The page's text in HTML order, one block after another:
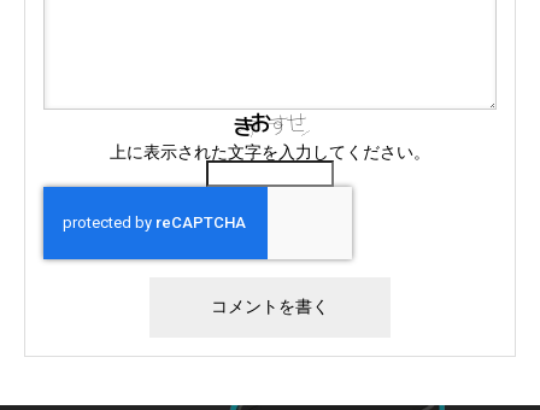
上に表示された文字を入力してください。